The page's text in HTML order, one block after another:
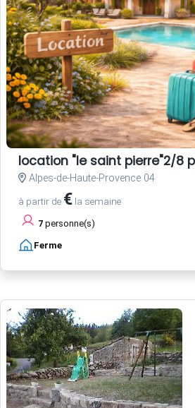
location "le saint pierre"2/8
Alpes-de-Haute-Provence 04
à partir de € la semaine
7 personne(s)
Ferme